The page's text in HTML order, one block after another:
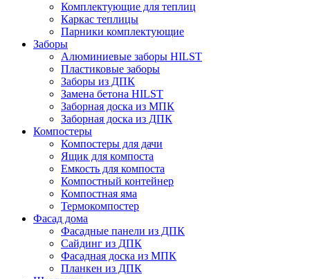
Комплектующие для теплиц
Каркас теплицы
Парники комплектующие
Заборы
Алюминиевые заборы HILST
Пластиковые заборы
Заборы из ДПК
Замена бетона HILST
Заборная доска из МПК
Заборная доска из ДПК
Компостеры
Компостеры для дачи
Ящик для компоста
Емкость для компоста
Компостный контейнер
Компостная яма
Термокомпостер
Фасад дома
Фасадные панели из ДПК
Сайдинг из ДПК
Фасадная доска из МПК
Планкен из ДПК